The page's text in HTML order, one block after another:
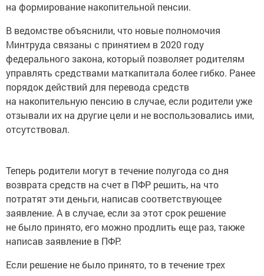
на формирование накопительной пенсии.
В ведомстве объяснили, что новые полномочия
Минтруда связаны с принятием в 2020 году
федерального закона, который позволяет родителям
управлять средствами маткапитала более гибко. Ранее
порядок действий для перевода средств
на накопительную пенсию в случае, если родители уже
отзывали их на другие цели и не воспользовались ими,
отсутствовал.
Теперь родители могут в течение полугода со дня
возврата средств на счет в ПФР решить, на что
потратят эти деньги, написав соответствующее
заявление. А в случае, если за этот срок решение
не было принято, его можно продлить еще раз, также
написав заявление в ПФР.
Если решение не было принято, то в течение трех